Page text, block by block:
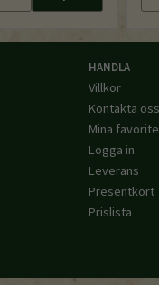
HANDLA
Villkor
Kontakta oss
Mina
Logga in
Leverans
Presentkort
Prislista